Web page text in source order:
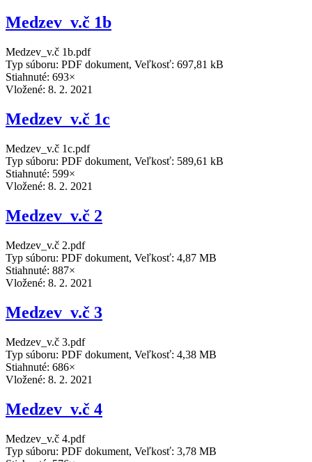
Medzev_v.č 1b
Medzev_v.č 1b.pdf
Typ súboru: PDF dokument, Veľkosť: 697,81 kB
Stiahnuté: 693×
Vložené: 8. 2. 2021
Medzev_v.č 1c
Medzev_v.č 1c.pdf
Typ súboru: PDF dokument, Veľkosť: 589,61 kB
Stiahnuté: 599×
Vložené: 8. 2. 2021
Medzev_v.č 2
Medzev_v.č 2.pdf
Typ súboru: PDF dokument, Veľkosť: 4,87 MB
Stiahnuté: 887×
Vložené: 8. 2. 2021
Medzev_v.č 3
Medzev_v.č 3.pdf
Typ súboru: PDF dokument, Veľkosť: 4,38 MB
Stiahnuté: 686×
Vložené: 8. 2. 2021
Medzev_v.č 4
Medzev_v.č 4.pdf
Typ súboru: PDF dokument, Veľkosť: 3,78 MB